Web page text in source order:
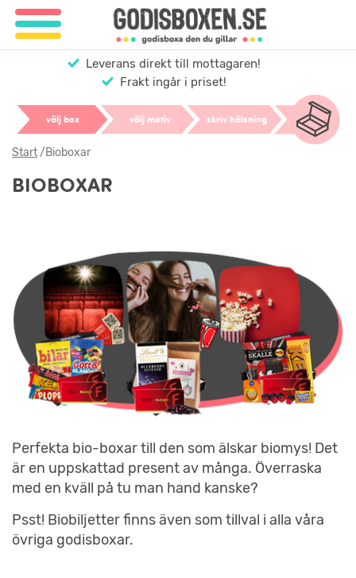
Leverans direkt till mottagaren!
Frakt ingår i priset!
välj box välj motiv skriv hälsning
Start/Bioboxar
BIOBOXAR
Perfekta bio-boxar till den som älskar biomys! Det
är en uppskattad present av många. Överraska
med en kväll på tu man hand kanske?
Psst! Biobiljetter finns även som tillval i alla våra
övriga godisboxar.